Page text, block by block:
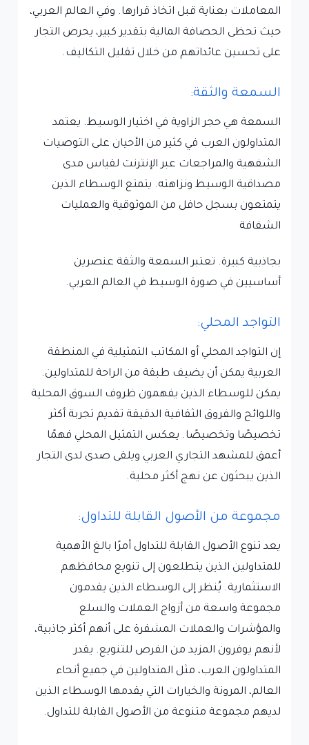
المعاملات بعناية قبل اتخاذ قرارها. وفي العالم العربي،
حيث تحظى الحصافة المالية بتقدير كبير، يحرص التجار
على تحسين عائداتهم من خلال تقليل التكاليف.
السمعة والثقة:
السمعة هي حجر الزاوية في اختيار الوسيط. يعتمد
المتداولون العرب في كثير من الأحيان على التوصيات
الشفهية والمراجعات عبر الإنترنت لقياس مدى
مصداقية الوسيط ونزاهته. يتمتع الوسطاء الذين
يتمتعون بسجل حافل من الموثوقية والعمليات
الشفافة
بجاذبية كبيرة. تعتبر السمعة والثقة عنصرين
أساسيين في صورة الوسيط في العالم العربي.
التواجد المحلي:
إن التواجد المحلي أو المكاتب التمثيلية في المنطقة
العربية يمكن أن يضيف طبقة من الراحة للمتداولين.
يمكن للوسطاء الذين يفهمون ظروف السوق المحلية
واللوائح والفروق الثقافية الدقيقة تقديم تجربة أكثر
تخصيصًا وتخصيصًا. يعكس التمثيل المحلي فهمًا
أعمق للمشهد التجاري العربي ويلقى صدى لدى التجار
الذين يبحثون عن نهج أكثر محلية.
مجموعة من الأصول القابلة للتداول:
يعد تنوع الأصول القابلة للتداول أمرًا بالغ الأهمية
للمتداولين الذين يتطلعون إلى تنويع محافظهم
الاستثمارية. يُنظر إلى الوسطاء الذين يقدمون
مجموعة واسعة من أزواج العملات والسلع
والمؤشرات والعملات المشفرة على أنهم أكثر جاذبية،
لأنهم يوفرون المزيد من الفرص للتنويع. يقدر
المتداولون العرب، مثل المتداولين في جميع أنحاء
العالم، المرونة والخيارات التي يقدمها الوسطاء الذين
لديهم مجموعة متنوعة من الأصول القابلة للتداول.